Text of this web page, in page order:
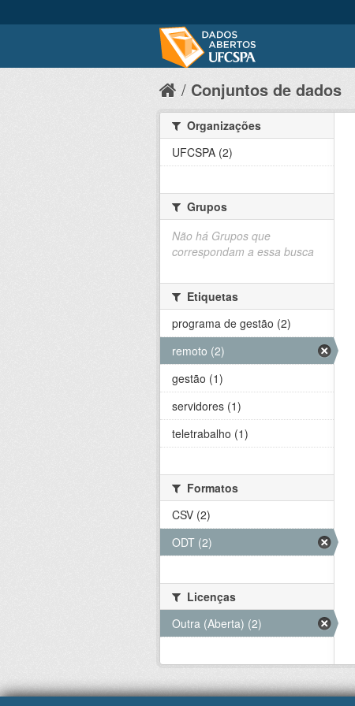
Conjuntos de dados
Organizações
UFCSPA (2)
Grupos
Não há Grupos que
correspondam a essa busca
Etiquetas
programa de gestão (2)
remoto (2)
gestão (1)
servidores (1)
teletrabalho (1)
Formatos
CSV (2)
ODT (2)
Licenças
Outra (Aberta) (2)